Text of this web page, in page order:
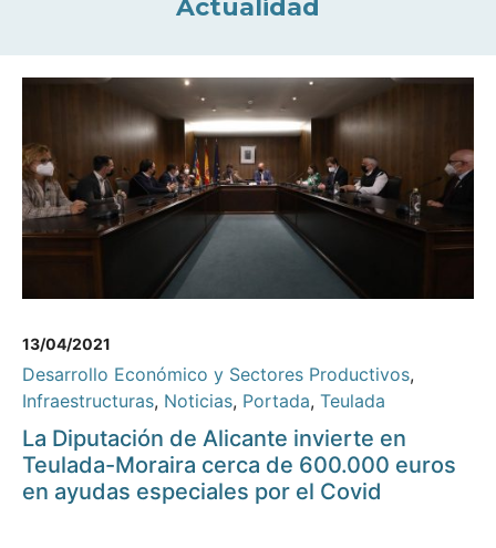
Actualidad
13/04/2021
Desarrollo Económico y Sectores Productivos,
Infraestructuras, Noticias, Portada, Teulada
La Diputación de Alicante invierte en
Teulada-Moraira cerca de 600.000 euros
en ayudas especiales por el Covid